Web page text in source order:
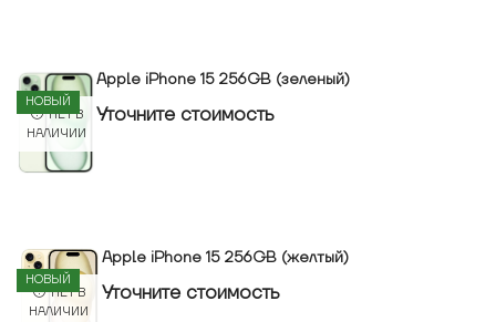
НОВЫЙ
НЕТ В
НАЛИЧИИ
Apple iPhone 15 256GB (зеленый)
Уточнитe стоимость
НОВЫЙ
НЕТ В
НАЛИЧИИ
Apple iPhone 15 256GB (желтый)
Уточнитe стоимость